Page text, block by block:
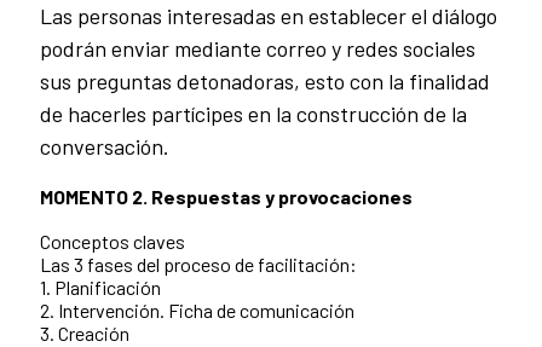
Las personas interesadas en establecer el diálogo
podrán enviar mediante correo y redes sociales
sus preguntas detonadoras, esto con la finalidad
de hacerles partícipes en la construcción de la
conversación.
MOMENTO 2. Respuestas y provocaciones
Conceptos claves
Las 3 fases del proceso de facilitación:
1. Planificación
2. Intervención. Ficha de comunicación
3. Creación